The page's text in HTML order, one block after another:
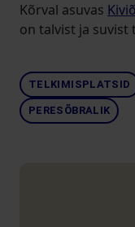
Kõrval asuvas
on talvist ja suvist
TELKIMISPLATSID
PERESÕBRALIK